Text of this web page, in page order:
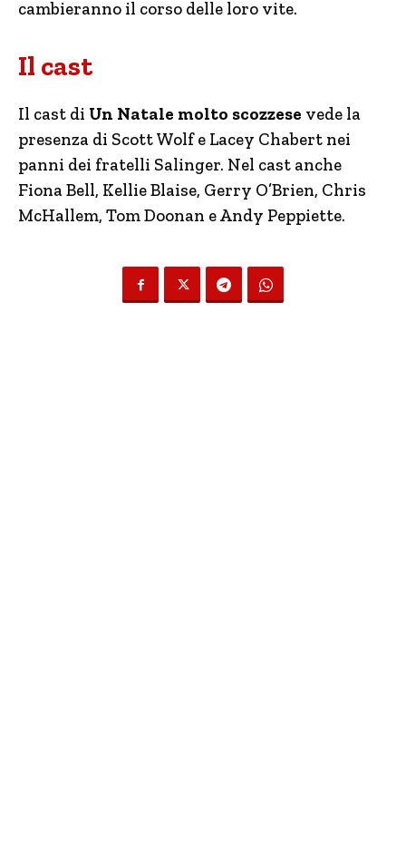
cambieranno il corso delle loro vite.
Il cast
Il cast di Un Natale molto scozzese vede la
presenza di Scott Wolf e Lacey Chabert nei
panni dei fratelli Salinger. Nel cast anche
Fiona Bell, Kellie Blaise, Gerry O’Brien, Chris
McHallem, Tom Doonan e Andy Peppiette.